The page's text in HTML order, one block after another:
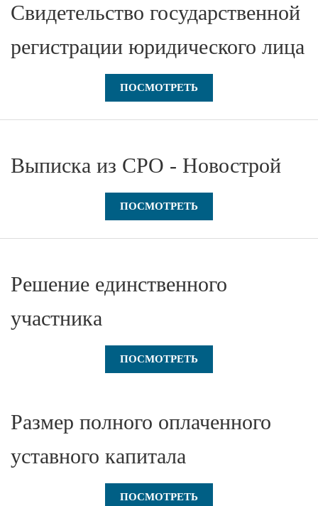
Свидетельство государственной
регистрации юридического лица
ПОСМОТРЕТЬ
Выписка из СРО - Новострой
ПОСМОТРЕТЬ
Решение единственного
участника
ПОСМОТРЕТЬ
Размер полного оплаченного
уставного капитала
ПОСМОТРЕТЬ